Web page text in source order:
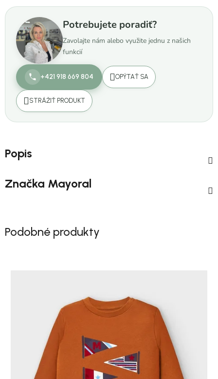
Potrebujete poradiť?
Zavolajte nám alebo využite jednu z našich
funkcií
+421 918 669 804 OPÝTAŤ SA
STRÁŽIŤ PRODUKT
Popis
Značka Mayoral
Podobné produkty